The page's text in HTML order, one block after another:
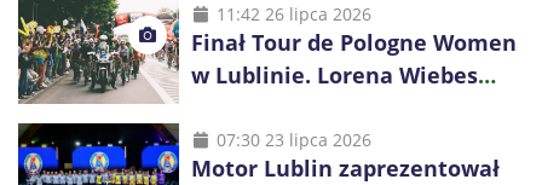
11:42 26 lipca 2026
Finał Tour de Pologne Women
w Lublinie. Lorena Wiebes
07:30 23 lipca 2026
Motor Lublin zaprezentował